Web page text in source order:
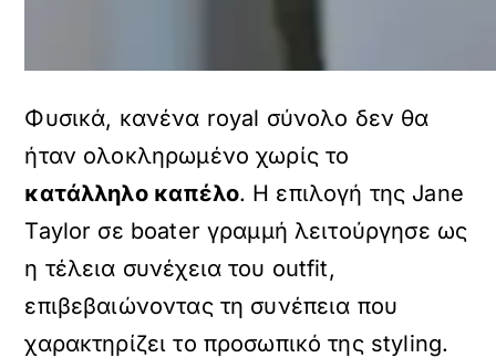
Φυσικά, κανένα royal σύνολο δεν θα
ήταν ολοκληρωμένο χωρίς το
κατάλληλο καπέλο. Η επιλογή της Jane
Taylor σε boater γραμμή λειτούργησε ως
η τέλεια συνέχεια του outfit,
επιβεβαιώνοντας τη συνέπεια που
χαρακτηρίζει το προσωπικό της styling.